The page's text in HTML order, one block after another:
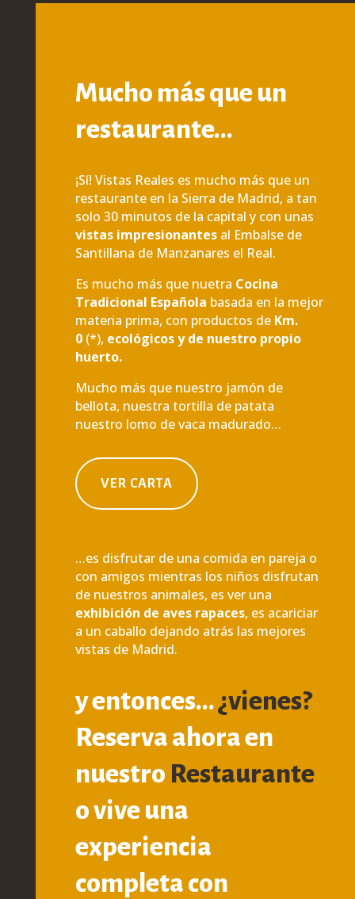
Mucho más que un
restaurante…
¡Sí! Vistas Reales es mucho más que un
restaurante en la Sierra de Madrid, a tan
solo 30 minutos de la capital y con unas
vistas impresionantesal Embalse de
Santillana de Manzanares el Real.
Es mucho más que nuetra Cocina
Tradicional Española basada en la mejor
materia prima, con productos de Km.
0 (*), ecológicos y de nuestro propio
huerto.
Mucho más que nuestro jamón de
bellota, nuestra tortilla de patata
nuestro lomo de vaca madurado…
VER CARTA
…es disfrutar de una comida en pareja o
con amigos mientras los niños disfrutan
de nuestros animales, es ver una
exhibición de aves rapaces, es acariciar
a un caballo dejando atrás las mejores
vistas de Madrid.
y entonces…¿vienes?
Reserva ahora en
nuestro Restaurante
o vive una
experiencia
completa con